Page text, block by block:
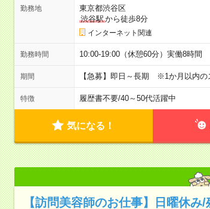
勤務地
東京都渋谷区
渋谷駅から徒歩8分
インターネット関連
勤務時間 10:00-19:00（休憩60分）実働8時間
期間 【急募】即日～長期 ※1か月以内の
特徴 履歴書不要/40～50代活躍中
気になる！
【訪問美容師のお仕事】日曜休